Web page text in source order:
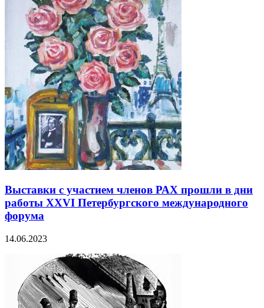
Выставки с участием членов РАХ прошли в дни
работы XXVI Петербургского международного
форума
14.06.2023